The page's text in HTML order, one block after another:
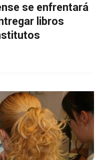
se enfrentará
libros